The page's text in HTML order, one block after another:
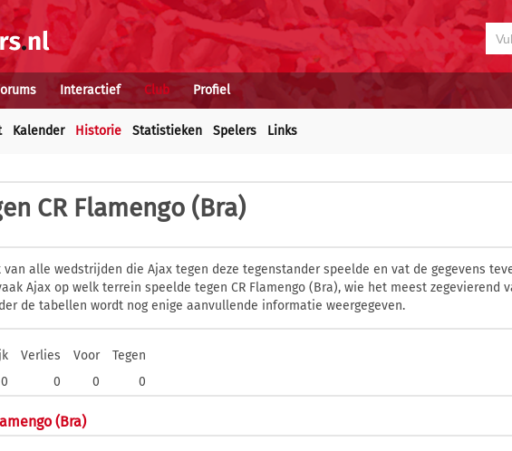
Interactief Club Profiel
Kalender Historie Statistieken Spelers Links
CR Flamengo (Bra)
van alle wedstrijden die Ajax tegen deze tegenstander speelde en vat de gegevens
Ajax op welk terrein speelde tegen CR Flamengo (Bra), wie het meest zegevierend
de tabellen wordt nog enige aanvullende informatie weergegeven.
Verlies Voor
Tegen
0 0 0 0
(Bra)